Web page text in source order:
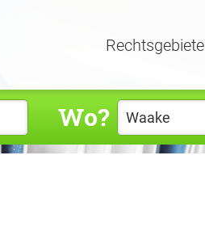
Rechtsgebiete
Wo?